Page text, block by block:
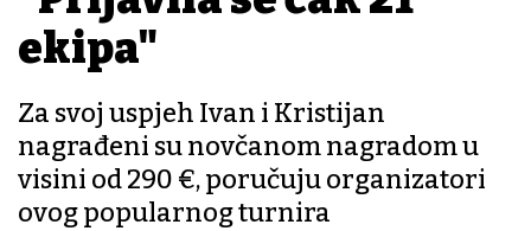
ekipa"
Za svoj uspjeh Ivan i Kristijan
nagrađeni su novčanom nagradom u
visini od 290 €, poručuju organizatori
ovog popularnog turnira